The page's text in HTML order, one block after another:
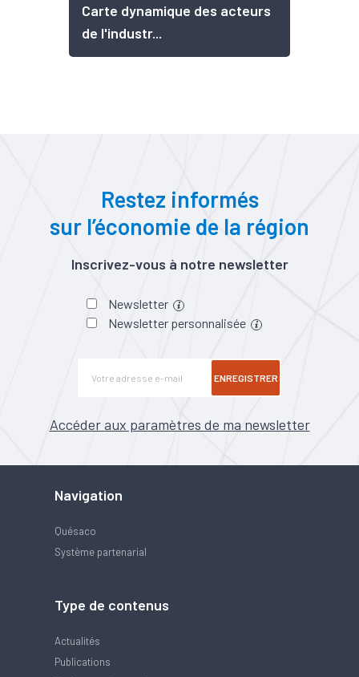
Carte dynamique des acteurs
de l'industr...
Restez informés
sur l’économie de la région
Inscrivez-vous à notre newsletter
Newsletter
Newsletter personnalisée
ENREGISTRER
Accéder aux paramètres de ma newsletter
Navigation
Quésaco
Système partenarial
Type de contenus
Actualités
Publications